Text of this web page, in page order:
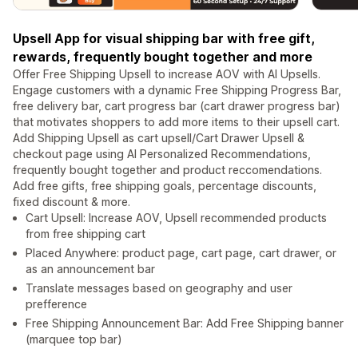
Upsell App for visual shipping bar with free gift,
rewards, frequently bought together and more
Offer Free Shipping Upsell to increase AOV with AI Upsells.
Engage customers with a dynamic Free Shipping Progress Bar,
free delivery bar, cart progress bar (cart drawer progress bar)
that motivates shoppers to add more items to their upsell cart.
Add Shipping Upsell as cart upsell/Cart Drawer Upsell &
checkout page using AI Personalized Recommendations,
frequently bought together and product reccomendations.
Add free gifts, free shipping goals, percentage discounts,
fixed discount & more.
Cart Upsell: Increase AOV, Upsell recommended products
from free shipping cart
Placed Anywhere: product page, cart page, cart drawer, or
as an announcement bar
Translate messages based on geography and user
prefference
Free Shipping Announcement Bar: Add Free Shipping banner
(marquee top bar)